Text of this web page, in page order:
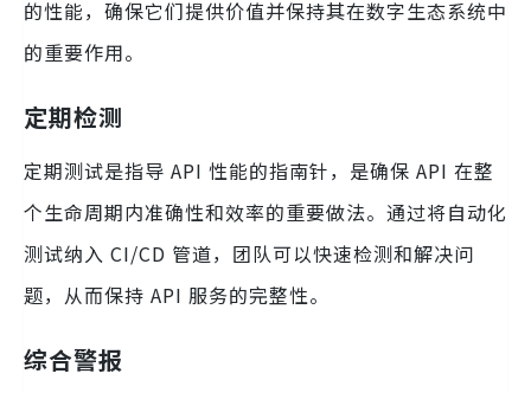
的性能，确保它们提供价值并保持其在数字生态系统中
的重要作用。
定期检测
定期测试是指导 API 性能的指南针，是确保 API 在整
个生命周期内准确性和效率的重要做法。通过将自动化
测试纳入 CI/CD 管道，团队可以快速检测和解决问
题，从而保持 API 服务的完整性。
综合警报